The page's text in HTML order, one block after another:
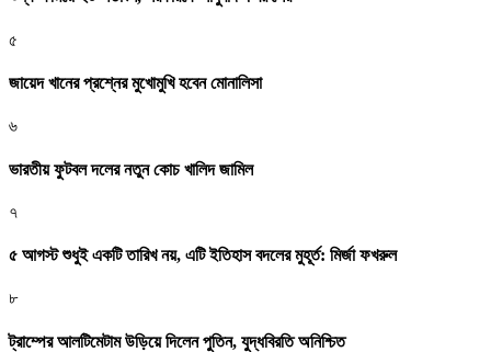
৫
জায়েদ খানের প্রশ্নের মুখোমুখি হবেন মোনালিসা
৬
ভারতীয় ফুটবল দলের নতুন কোচ খালিদ জামিল
৭
৫ আগস্ট শুধুই একটি তারিখ নয়, এটি ইতিহাস বদলের মুহূর্ত: মির্জা ফখরুল
৮
ট্রাম্পের আলটিমেটাম উড়িয়ে দিলেন পুতিন, যুদ্ধবিরতি অনিশ্চিত